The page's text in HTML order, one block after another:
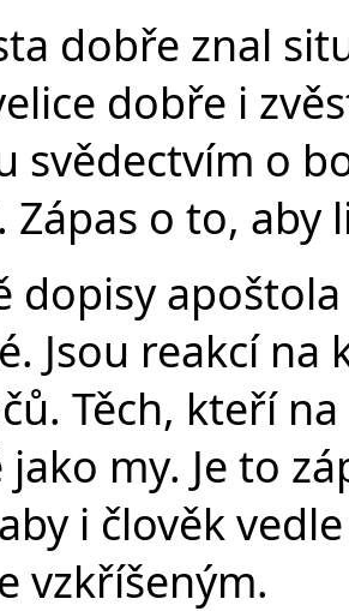
dobře znal
dobře i
svědectvím o
Zápas o to, aby
dopisy
Jsou reakcí
Těch, kteří
my. Je to
i člověk
vzkříšeným.